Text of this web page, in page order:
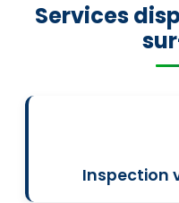
Services
Inspection